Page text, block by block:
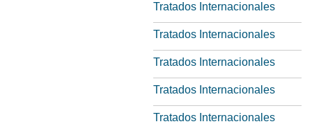
Tratados Internacionales
Tratados Internacionales
Tratados Internacionales
Tratados Internacionales
Tratados Internacionales